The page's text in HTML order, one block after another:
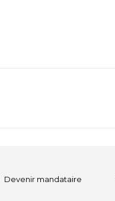
Devenir mandataire